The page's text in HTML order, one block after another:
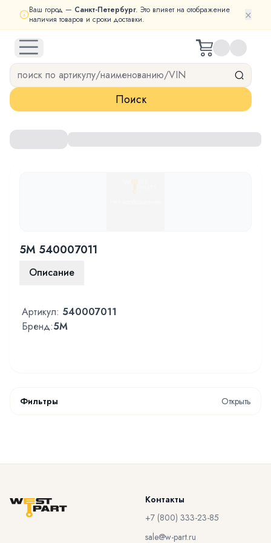
Ваш город — Санкт-Петербург. Это влияет на отображение
наличия товаров и сроки доставки.
×
open navigation menu
Поиск
5M 540007011
Описание
Артикул: 540007011
Бренд:5M
Фильтры Открыть
Контакты
+7 (800) 333-23-85
sale@w-part.ru